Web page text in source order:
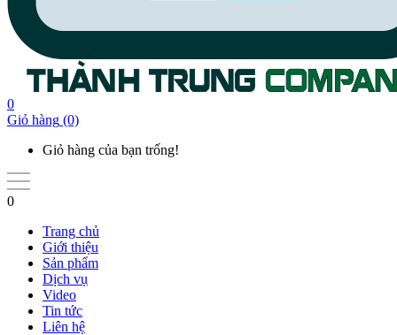
0
Giỏ hàng (0)
Giỏ hàng của bạn trống!
0
Trang chủ
Giới thiệu
Sản phẩm
Dịch vụ
Video
Tin tức
Liên hệ